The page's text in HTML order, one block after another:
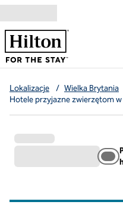
Przejdź do treści
Lokalizacje / Wielka Brytania
Hotele przyjazne zwierzętom